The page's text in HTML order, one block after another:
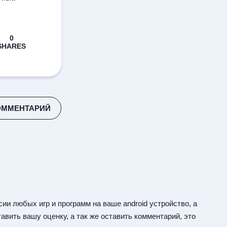
любых игр и программ на ваше android устройство, а
вашу оценку, а так же оставить комментарий, это